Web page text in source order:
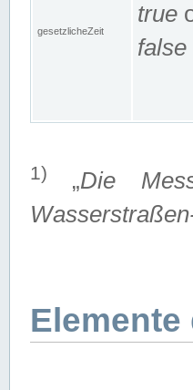
gesetzlicheZeit
true
false
1) „Die